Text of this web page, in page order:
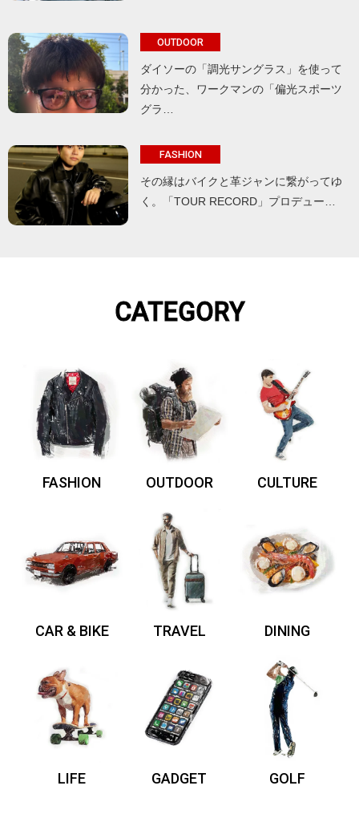
OUTDOOR
ダイソーの「調光サングラス」を使って
分かった、ワークマンの「偏光スポーツ
グラ…
FASHION
その縁はバイクと革ジャンに繋がってゆ
く。「TOUR RECORD」プロデュー…
CATEGORY
FASHION OUTDOOR CULTURE
CAR & BIKE TRAVEL DINING
LIFE GADGET GOLF